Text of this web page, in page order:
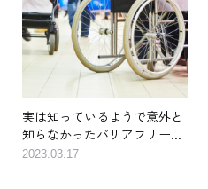
実は知っているようで意外と
知らなかったバリアフリー...
2023.03.17